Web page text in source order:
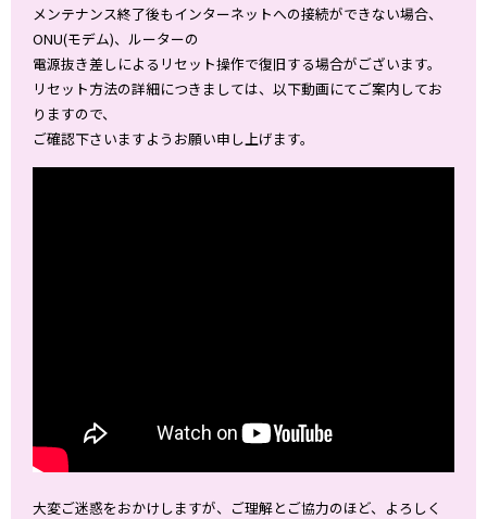
メンテナンス終了後もインターネットへの接続ができない場合、
ONU(モデム)、ルーターの
電源抜き差しによるリセット操作で復旧する場合がございます。
リセット方法の詳細につきましては、以下動画にてご案内してお
りますので、
ご確認下さいますようお願い申し上げます。
大変ご迷惑をおかけしますが、ご理解とご協力のほど、よろしく